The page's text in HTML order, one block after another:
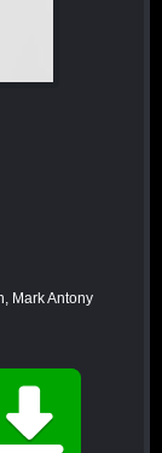
Mark Antony